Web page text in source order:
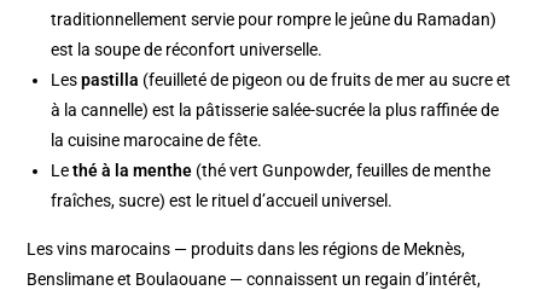
traditionnellement servie pour rompre le jeûne du Ramadan)
est la soupe de réconfort universelle.
Lespastilla (feuilleté de pigeon ou de fruits de mer au sucre et
à la cannelle) est la pâtisserie salée-sucrée la plus raffinée de
la cuisine marocaine de fête.
Lethé à la menthe (thé vert Gunpowder, feuilles de menthe
fraîches, sucre) est le rituel d’accueil universel.
Les vins marocains — produits dans les régions de Meknès,
Benslimane et Boulaouane — connaissent un regain d’intérêt,